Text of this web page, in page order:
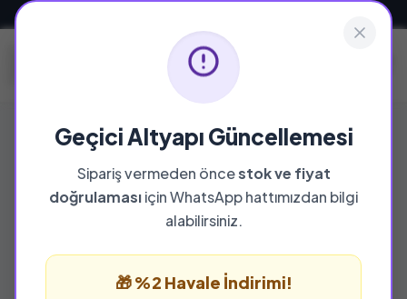
Geçici Altyapı Güncellemesi
Sipariş vermeden öncestok ve fiyat
doğrulamasıiçin WhatsApp hattımızdan bilgi
alabilirsiniz.
🎁 %2 Havale İndirimi!